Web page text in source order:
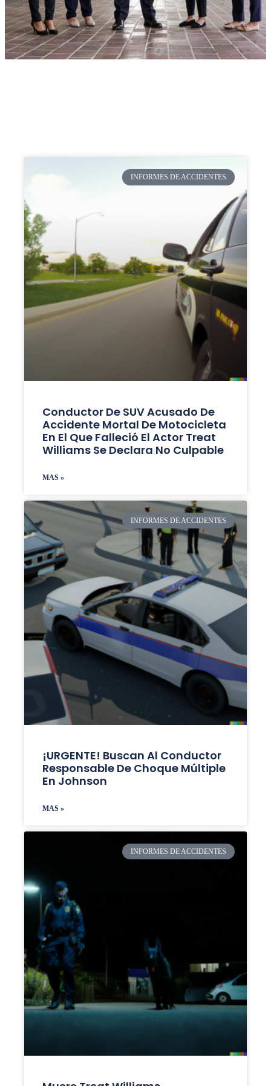
INFORMES DE ACCIDENTES
Conductor De SUV Acusado De
Accidente Mortal De Motocicleta
En El Que Falleció El Actor Treat
Williams Se Declara No Culpable
MAS »
INFORMES DE ACCIDENTES
¡URGENTE! Buscan Al Conductor
Responsable De Choque Múltiple
En Johnson
MAS »
INFORMES DE ACCIDENTES